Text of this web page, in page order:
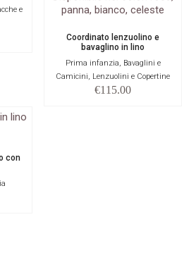
e
Coordinato lenzuolino e
bavaglino in lino
Prima infanzia, Bavaglini e
Camicini, Lenzuolini e Copertine
€115.00
con